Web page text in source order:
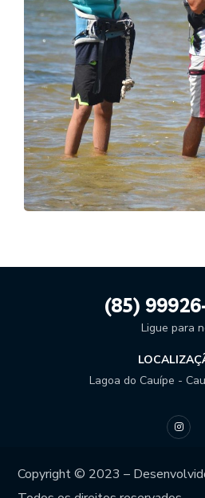
FOTO 10
DIVING SURFING
(85)
Ligue para
Lagoa do Cauípe -
Copyright © 2023 –